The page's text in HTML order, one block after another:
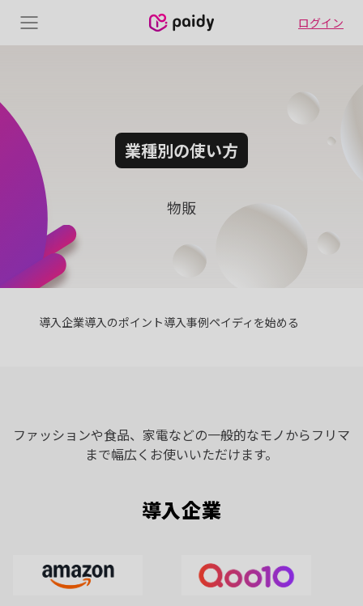
Menu ログイン
業種別の使い方
物販
導入企業導入のポイント導入事例ペイディを始める
ファッションや食品、家電などの一般的なモノからフリマ
まで幅広くお使いいただけます。
導入企業